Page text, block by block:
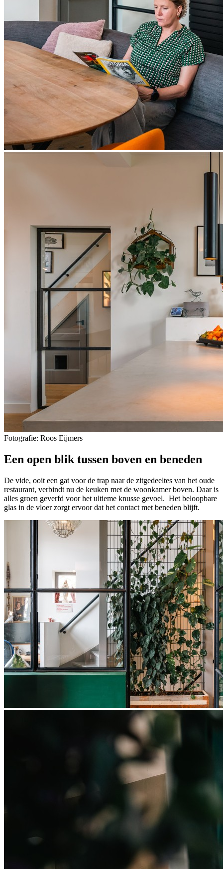
Fotografie: Roos Eijmers
Een open blik tussen boven en beneden
De vide, ooit een gat voor de trap naar de zitgedeeltes van het oude
restaurant, verbindt nu de keuken met de woonkamer boven. Daar is
alles groen geverfd voor het ultieme knusse gevoel. Het beloopbare
glas in de vloer zorgt ervoor dat het contact met beneden blijft.